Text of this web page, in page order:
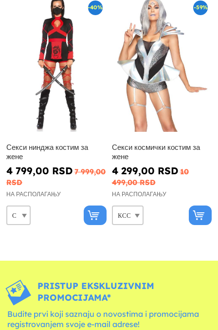
-40%
Секси нинджа костим за
жене
4 799,00 RSD 7 999,00
RSD
НА РАСПОЛАГАЊУ
-59%
Секси космички костим за
жене
4 299,00 RSD 10
499,00 RSD
НА РАСПОЛАГАЊУ
PRISTUP EKSKLUZIVNIM
PROMOCIJAMA*
Budite prvi koji saznaju o novostima i promocijama
registrovanjem svoje e-mail adrese!